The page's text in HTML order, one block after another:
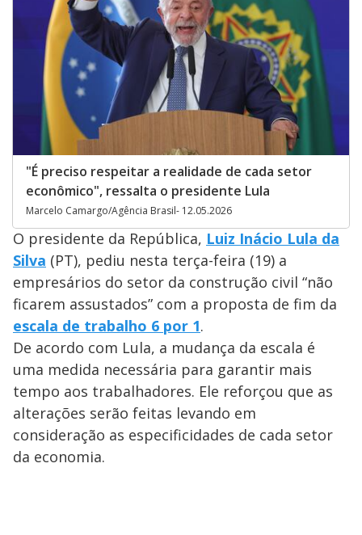
"É preciso respeitar a realidade de cada setor
econômico", ressalta o presidente Lula
Marcelo Camargo/Agência Brasil- 12.05.2026
O presidente da República, Luiz Inácio Lula da
Silva (PT), pediu nesta terça-feira (19) a
empresários do setor da construção civil “não
ficarem assustados” com a proposta de fim da
escala de trabalho 6 por 1.
De acordo com Lula, a mudança da escala é
uma medida necessária para garantir mais
tempo aos trabalhadores. Ele reforçou que as
alterações serão feitas levando em
consideração as especificidades de cada setor
da economia.